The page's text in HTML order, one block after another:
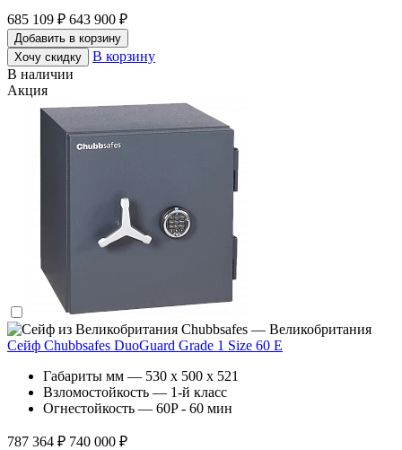
685 109 ₽ 643 900 ₽
Добавить в корзину
Хочу скидку
В корзину
В наличии
Акция
Chubbsafes — Великобритания
Сейф Chubbsafes DuoGuard Grade 1 Size 60 E
Габариты мм — 530 x 500 x 521
Взломостойкость — 1-й класс
Огнестойкость — 60P - 60 мин
787 364 ₽ 740 000 ₽